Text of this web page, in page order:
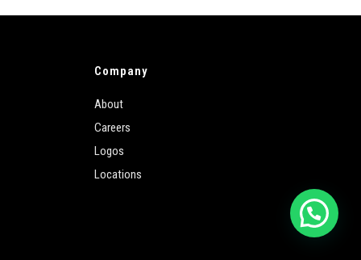
Company
About
Careers
Logos
Locations